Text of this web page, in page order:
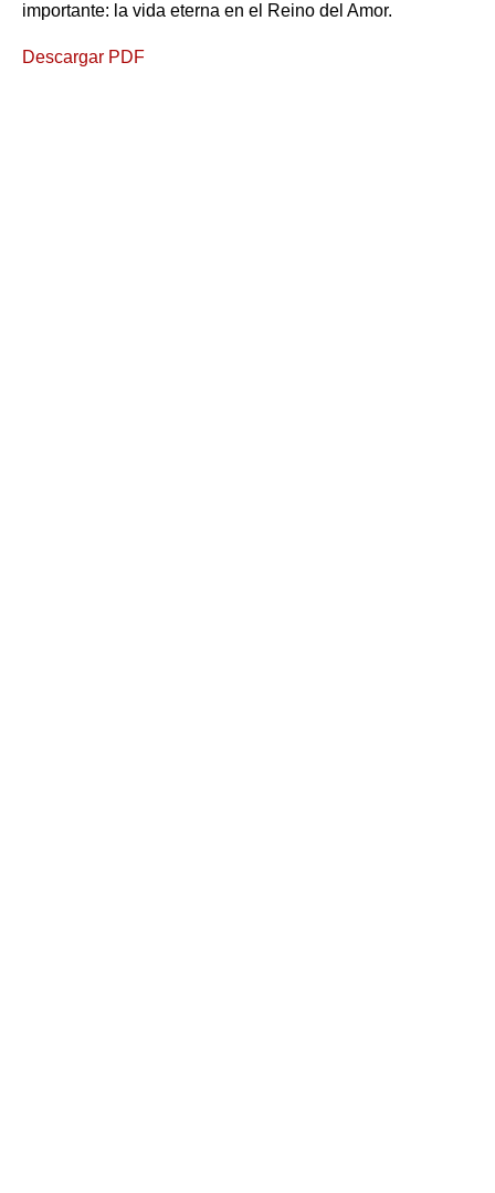
importante: la vida eterna en el Reino del Amor.
Descargar PDF